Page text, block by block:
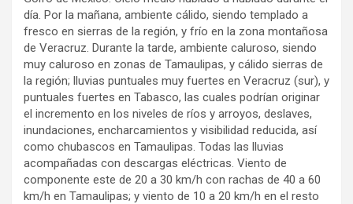
día. Por la mañana, ambiente cálido, siendo templado a
fresco en sierras de la región, y frío en la zona montañosa
de Veracruz. Durante la tarde, ambiente caluroso, siendo
muy caluroso en zonas de Tamaulipas, y cálido sierras de
la región; lluvias puntuales muy fuertes en Veracruz (sur), y
puntuales fuertes en Tabasco, las cuales podrían originar
el incremento en los niveles de ríos y arroyos, deslaves,
inundaciones, encharcamientos y visibilidad reducida, así
como chubascos en Tamaulipas. Todas las lluvias
acompañadas con descargas eléctricas. Viento de
componente este de 20 a 30 km/h con rachas de 40 a 60
km/h en Tamaulipas; y viento de 10 a 20 km/h en el resto